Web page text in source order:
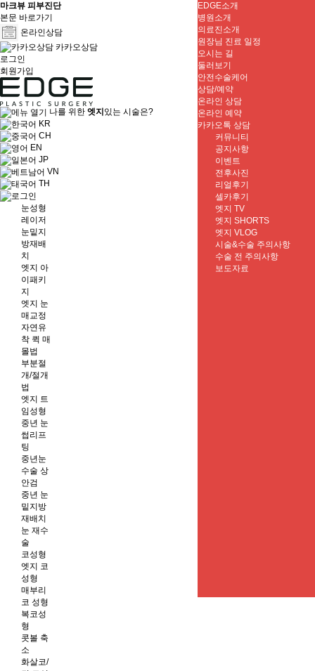
마크뷰 피부진단
본문 바로가기
온라인상담
카카오상담
로그인
회원가입
나를 위한 엣지 있는 시술은?
KR
CH
EN
JP
VN
TH
눈성형
레이저
눈밑지
방재배
치
엣지 아
이패키
지
엣지 눈
매교정
자연유
착 퀵 매
몰법
부분절
개/절개
법
엣지 트
임성형
중년 눈
썹리프
팅
중년눈
수술 상
안검
중년 눈
밑지방
재배치
눈 재수
술
코성형
엣지 코
성형
매부리
코 성형
복코성
형
콧볼 축
소
화살코/
EDGE소개
병원소개
의료진소개
원장님 진료 일정
오시는 길
둘러보기
안전수술케어
상담/예약
온라인 상담
온라인 예약
카카오톡 상담
커뮤니티
공지사항
이벤트
전후사진
리얼후기
셀카후기
엣지 TV
엣지 SHORTS
엣지 VLOG
시술&수술 주의사항
수술 전 주의사항
보도자료